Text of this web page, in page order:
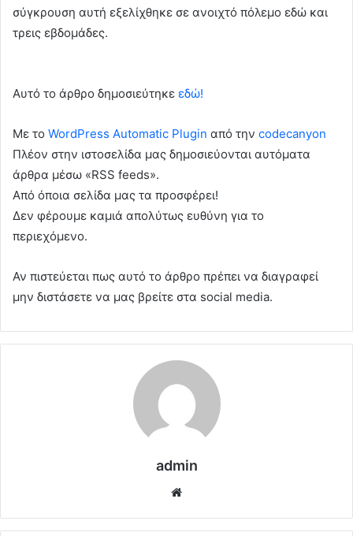
σύγκρουση αυτή εξελίχθηκε σε ανοιχτό πόλεμο εδώ και
τρεις εβδομάδες.
Αυτό το άρθρο δημοσιεύτηκε εδώ!
Με το WordPress Automatic Plugin από την codecanyon
Πλέον στην ιστοσελίδα μας δημοσιεύονται αυτόματα
άρθρα μέσω «RSS feeds».
Από όποια σελίδα μας τα προσφέρει!
Δεν φέρουμε καμιά απολύτως ευθύνη για το
περιεχόμενο.
Αν πιστεύεται πως αυτό το άρθρο πρέπει να διαγραφεί
μην διστάσετε να μας βρείτε στα social media.
admin